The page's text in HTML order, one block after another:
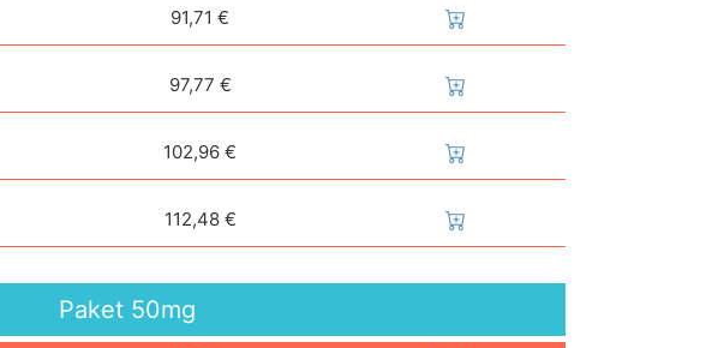
91,71 €
97,77 €
102,96 €
112,48 €
Paket 50mg